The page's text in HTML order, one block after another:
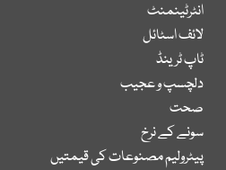
انٹرٹینمنٹ
لائف اسٹائل
ٹاپ ٹرینڈ
دلچسپ و عجیب
صحت
سونے کے نرخ
پیٹرولیم مصنوعات کی قیمتیں